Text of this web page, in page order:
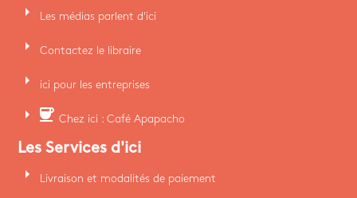
arrow_right Les médias parlent d'ici
arrow_right Contactez le libraire
arrow_right ici pour les entreprises
arrow_right coffee Chez ici : Café Apapacho
Les Services d'ici
arrow_right Livraison et modalités de paiement